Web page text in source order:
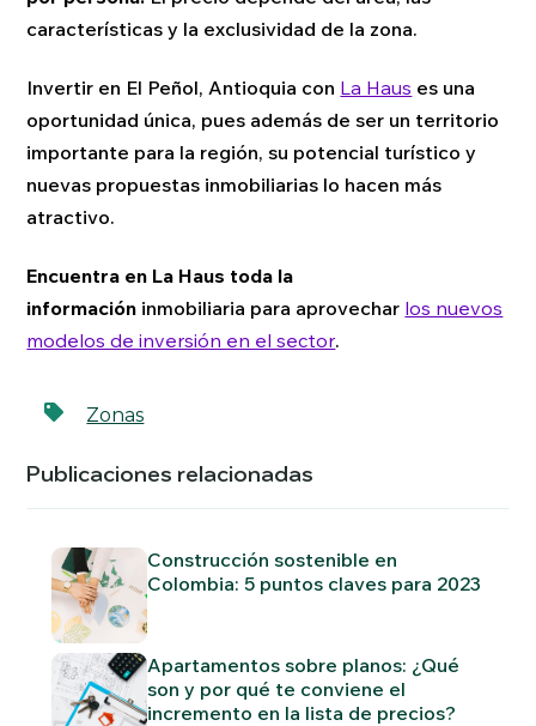
características y la exclusividad de la zona.
Invertir en El Peñol, Antioquia con La Haus es una
oportunidad única, pues además de ser un territorio
importante para la región, su potencial turístico y
nuevas propuestas inmobiliarias lo hacen más
atractivo.
Encuentra en La Haus toda la
información inmobiliaria para aprovechar los nuevos
modelos de inversión en el sector.
Zonas
Publicaciones relacionadas
Construcción sostenible en
Colombia: 5 puntos claves para 2023
Apartamentos sobre planos: ¿Qué
son y por qué te conviene el
incremento en la lista de precios?